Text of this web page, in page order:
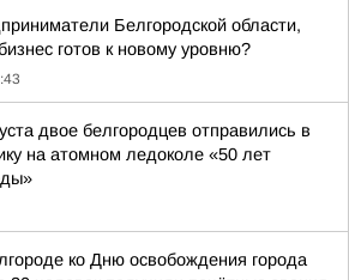
Белгородской области,
готов к новому уровню?
двое белгородцев отправились в
на атомном ледоколе «50 лет
ко Дню освобождения города